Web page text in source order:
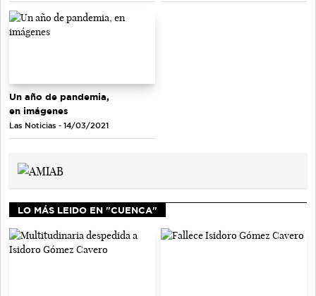
Un año de pandemia,
en imágenes
Las Noticias - 14/03/2021
LO MÁS LEIDO EN "CUENCA"